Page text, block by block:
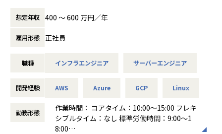
展する企業です。そして、社員全員が燃え続
ます。お客様に対する長期的な貢献を果たす
■具体的な業務内容
・AWSのクラウドサービスを活用したシステム基盤の設計/
構築/運用
ラの構成管理
・コンテナ基盤（Docker、Kubernetes等）の設計・構築
・Webサービス・アプリケーションのインフラ基盤の最適化
など
想定年収 400 〜 600 万円／年
雇用形態 正社員
職種 インフラエンジニア サーバーエンジニア
開発経験 AWS Azure GCP Linux
勤務形態
作業時間： コアタイム：10:00～15:00 フレキ
シブルタイム：なし 標準労働時間：9:00～1
8:00